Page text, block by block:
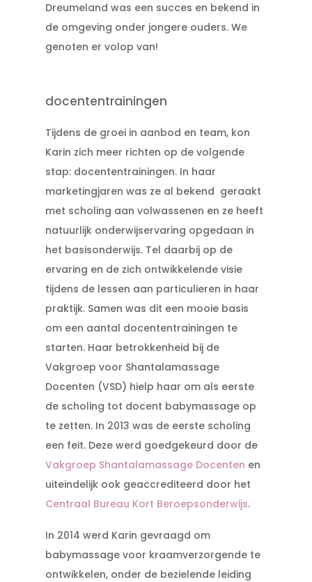
Dreumeland was een succes en bekend in
de omgeving onder jongere ouders. We
genoten er volop van!
docententrainingen
Tijdens de groei in aanbod en team, kon
Karin zich meer richten op de volgende
stap: docententrainingen. In haar
marketingjaren was ze al bekend geraakt
met scholing aan volwassenen en ze heeft
natuurlijk onderwijservaring opgedaan in
het basisonderwijs. Tel daarbij op de
ervaring en de zich ontwikkelende visie
tijdens de lessen aan particulieren in haar
praktijk. Samen was dit een mooie basis
om een aantal docententrainingen te
starten. Haar betrokkenheid bij de
Vakgroep voor Shantalamassage
Docenten (VSD) hielp haar om als eerste
de scholing tot docent babymassage op
te zetten. In 2013 was de eerste scholing
een feit. Deze werd goedgekeurd door de
Vakgroep Shantalamassage Docenten en
uiteindelijk ook geaccrediteerd door het
Centraal Bureau Kort Beroepsonderwijs.
In 2014 werd Karin gevraagd om
babymassage voor kraamverzorgende te
ontwikkelen, onder de bezielende leiding